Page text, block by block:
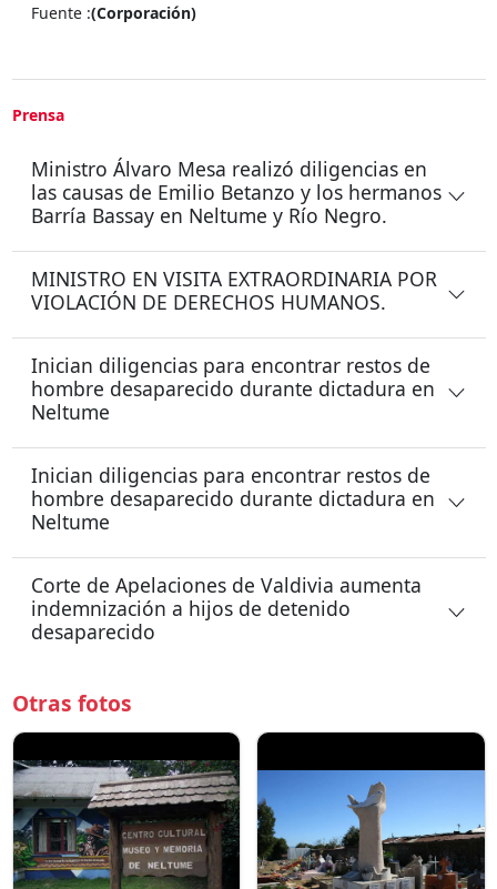
Fuente :(Corporación)
Prensa
Ministro Álvaro Mesa realizó diligencias en
las causas de Emilio Betanzo y los hermanos
Barría Bassay en Neltume y Río Negro.
MINISTRO EN VISITA EXTRAORDINARIA POR
VIOLACIÓN DE DERECHOS HUMANOS.
Inician diligencias para encontrar restos de
hombre desaparecido durante dictadura en
Neltume
Inician diligencias para encontrar restos de
hombre desaparecido durante dictadura en
Neltume
Corte de Apelaciones de Valdivia aumenta
indemnización a hijos de detenido
desaparecido
Otras fotos